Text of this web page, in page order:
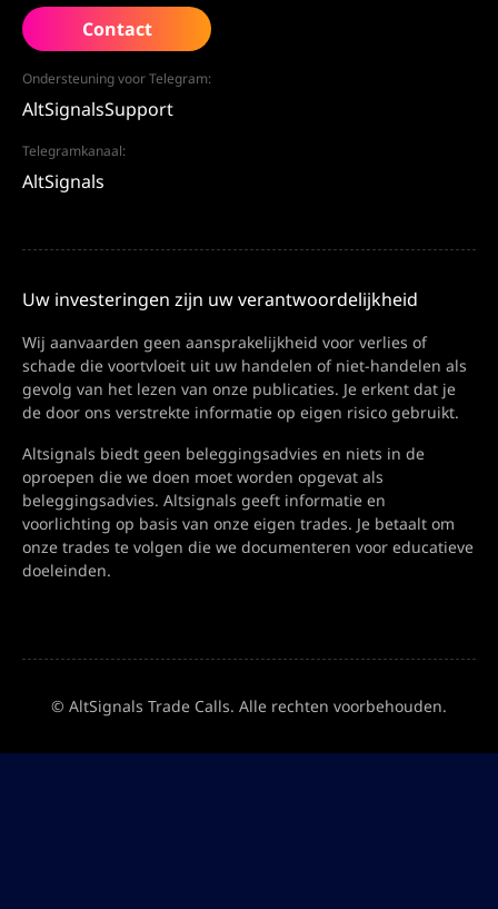
Contact
Ondersteuning voor Telegram:
AltSignalsSupport
Telegramkanaal:
AltSignals
Uw investeringen zijn uw verantwoordelijkheid
Wij aanvaarden geen aansprakelijkheid voor verlies of
schade die voortvloeit uit uw handelen of niet-handelen als
gevolg van het lezen van onze publicaties. Je erkent dat je
de door ons verstrekte informatie op eigen risico gebruikt.
Altsignals biedt geen beleggingsadvies en niets in de
oproepen die we doen moet worden opgevat als
beleggingsadvies. Altsignals geeft informatie en
voorlichting op basis van onze eigen trades. Je betaalt om
onze trades te volgen die we documenteren voor educatieve
doeleinden.
© AltSignals Trade Calls. Alle rechten voorbehouden.